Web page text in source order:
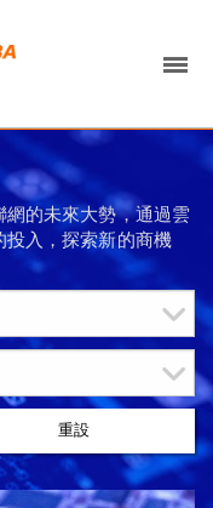
的未來大勢，通過雲
入，探索新的商機
重設